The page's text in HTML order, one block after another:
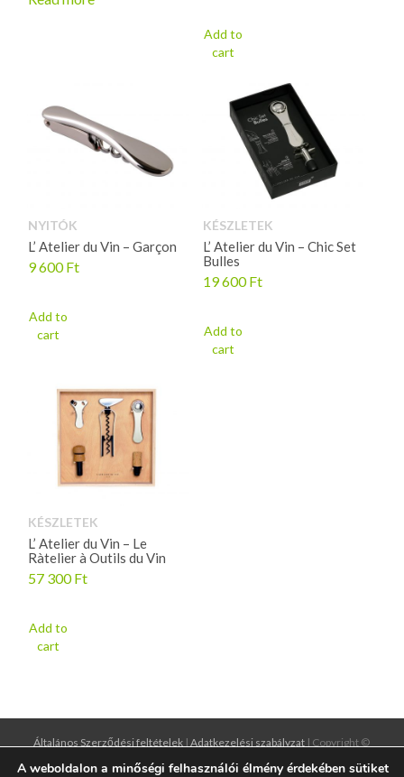
Add to
cart
NYITÓK
L’ Atelier du Vin – Garçon
9 600Ft
Add to
cart
KÉSZLETEK
L’ Atelier du Vin – Chic Set
Bulles
19 600Ft
Add to
cart
KÉSZLETEK
L’ Atelier du Vin – Le
Ràtelier à Outils du Vin
57 300Ft
Add to
cart
Általános Szerződési feltételek | Adatkezelési szabályzat | Copyright ©
designgrund.hu| illiumdesign.hu
A weboldalon a minőségi felhasználói élmény érdekében sütiket